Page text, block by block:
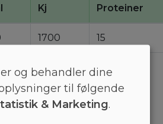
Kj Proteiner
1700 15
og behandler dine
til følgende
& Marketing.